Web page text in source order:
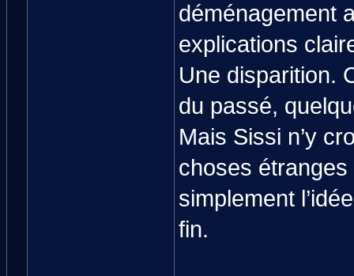
déménagement
explications
Une disparition.
du passé,
Mais Sissi n’y
choses étranges
simplement
fin.